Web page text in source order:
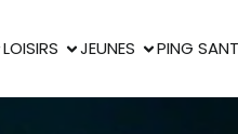
LOISIRS JEUNES PING